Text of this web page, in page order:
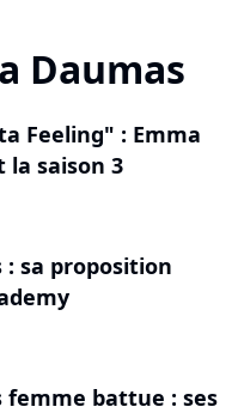
Daumas
Feeling" : Emma
la saison 3
: sa proposition
femme battue : ses